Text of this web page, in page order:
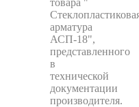
арматура
АСП-18",
представленного
в
технической
документации
производителя.